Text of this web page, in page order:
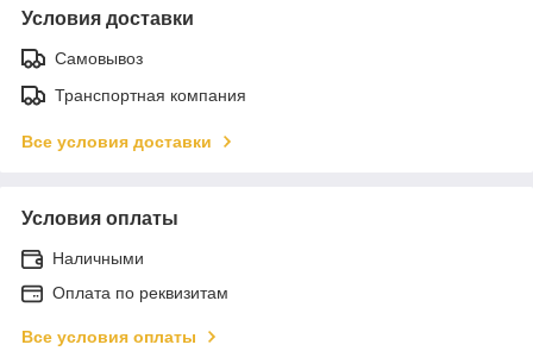
Условия доставки
Самовывоз
Транспортная компания
Все условия доставки
Условия оплаты
Наличными
Оплата по реквизитам
Все условия оплаты